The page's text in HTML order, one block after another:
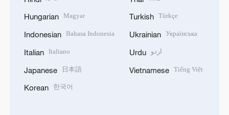
Hungarian Magyar
Indonesian Bahasa Indonesia
Italian Italiano
Japanese 日本語
Korean 한국어
Turkish Türkçe
Ukrainian Українська
Urdu اردو
Vietnamese Tiếng Việt